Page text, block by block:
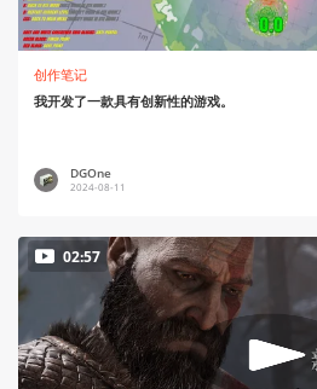
创作笔记
我开发了一款具有创新性的游戏。
DGOne
2024-08-11
02:57